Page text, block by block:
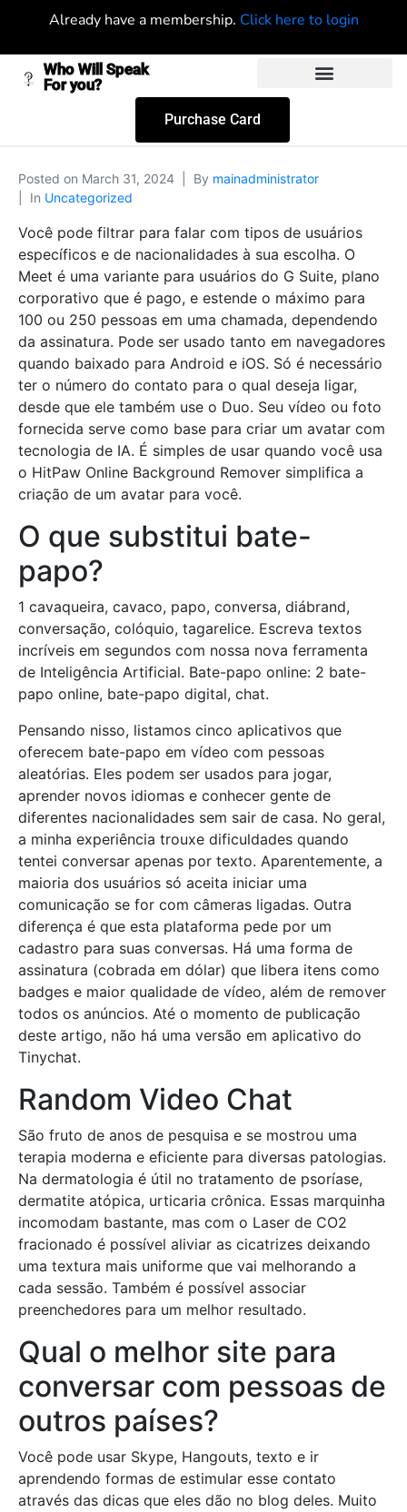
Already have a membership. Click here to login
Who Will Speak
For you?
Purchase Card
Posted on March 31, 2024 By mainadministrator
In Uncategorized
Você pode filtrar para falar com tipos de usuários
específicos e de nacionalidades à sua escolha. O
Meet é uma variante para usuários do G Suite, plano
corporativo que é pago, e estende o máximo para
100 ou 250 pessoas em uma chamada, dependendo
da assinatura. Pode ser usado tanto em navegadores
quando baixado para Android e iOS. Só é necessário
ter o número do contato para o qual deseja ligar,
desde que ele também use o Duo. Seu vídeo ou foto
fornecida serve como base para criar um avatar com
tecnologia de IA. É simples de usar quando você usa
o HitPaw Online Background Remover simplifica a
criação de um avatar para você.
O que substitui bate-
papo?
1 cavaqueira, cavaco, papo, conversa, diábrand,
conversação, colóquio, tagarelice. Escreva textos
incríveis em segundos com nossa nova ferramenta
de Inteligência Artificial. Bate-papo online: 2 bate-
papo online, bate-papo digital, chat.
Pensando nisso, listamos cinco aplicativos que
oferecem bate-papo em vídeo com pessoas
aleatórias. Eles podem ser usados para jogar,
aprender novos idiomas e conhecer gente de
diferentes nacionalidades sem sair de casa. No geral,
a minha experiência trouxe dificuldades quando
tentei conversar apenas por texto. Aparentemente, a
maioria dos usuários só aceita iniciar uma
comunicação se for com câmeras ligadas. Outra
diferença é que esta plataforma pede por um
cadastro para suas conversas. Há uma forma de
assinatura (cobrada em dólar) que libera itens como
badges e maior qualidade de vídeo, além de remover
todos os anúncios. Até o momento de publicação
deste artigo, não há uma versão em aplicativo do
Tinychat.
Random Video Chat
São fruto de anos de pesquisa e se mostrou uma
terapia moderna e eficiente para diversas patologias.
Na dermatologia é útil no tratamento de psoríase,
dermatite atópica, urticaria crônica. Essas marquinha
incomodam bastante, mas com o Laser de CO2
fracionado é possível aliviar as cicatrizes deixando
uma textura mais uniforme que vai melhorando a
cada sessão. Também é possível associar
preenchedores para um melhor resultado.
Qual o melhor site para
conversar com pessoas de
outros países?
Você pode usar Skype, Hangouts, texto e ir
aprendendo formas de estimular esse contato
através das dicas que eles dão no blog deles. Muito